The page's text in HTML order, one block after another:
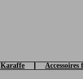
Karaffe Accessoires